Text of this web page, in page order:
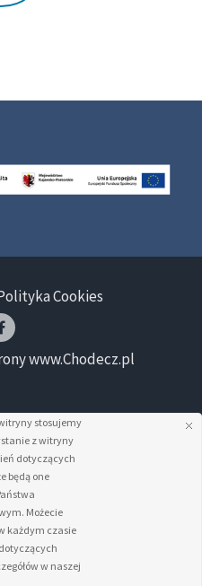
Cookies
www.Chodecz.pl
stosujemy
z witryny
dotyczących
będą one
Możecie
każdym czasie
w naszej